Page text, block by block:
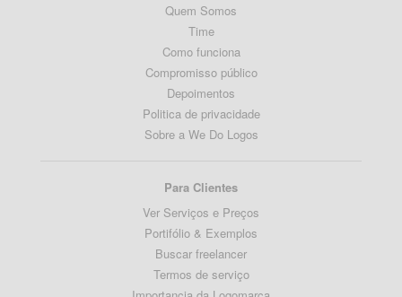
Quem Somos
Time
Como funciona
Compromisso público
Depoimentos
Politica de privacidade
Sobre a We Do Logos
Para Clientes
Ver Serviços e Preços
Portifólio & Exemplos
Buscar freelancer
Termos de serviço